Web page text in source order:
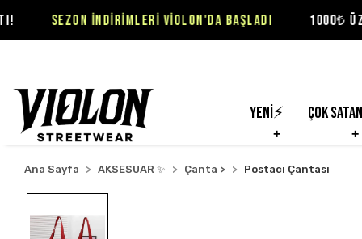
İNDİRİMLERİ VİOLON'DA BAŞLADI 1000₺ ÜZERİ
Yeni⚡ Çok
Ana Sayfa AKSESUAR ✨ Çanta > Postacı Çantası